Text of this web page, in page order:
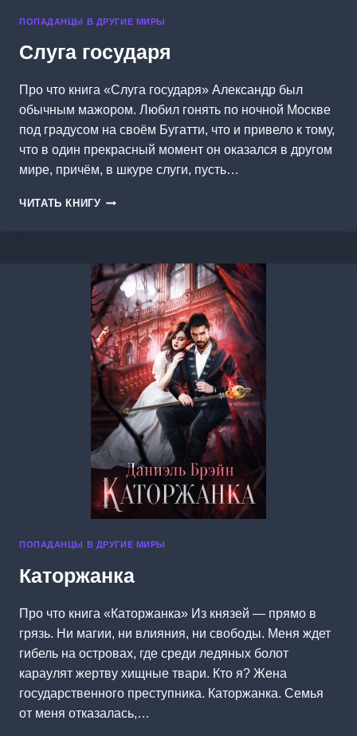
ПОПАДАНЦЫ В ДРУГИЕ МИРЫ
Слуга государя
Про что книга «Слуга государя» Александр был
обычным мажором. Любил гонять по ночной Москве
под градусом на своём Бугатти, что и привело к тому,
что в один прекрасный момент он оказался в другом
мире, причём, в шкуре слуги, пусть…
ЧИТАТЬ КНИГУ СЛУГА
ПОПАДАНЦЫ В ДРУГИЕ МИРЫ
Каторжанка
Про что книга «Каторжанка» Из князей — прямо в
грязь. Ни магии, ни влияния, ни свободы. Меня ждет
гибель на островах, где среди ледяных болот
караулят жертву хищные твари. Кто я? Жена
государственного преступника. Каторжанка. Семья
от меня отказалась,…